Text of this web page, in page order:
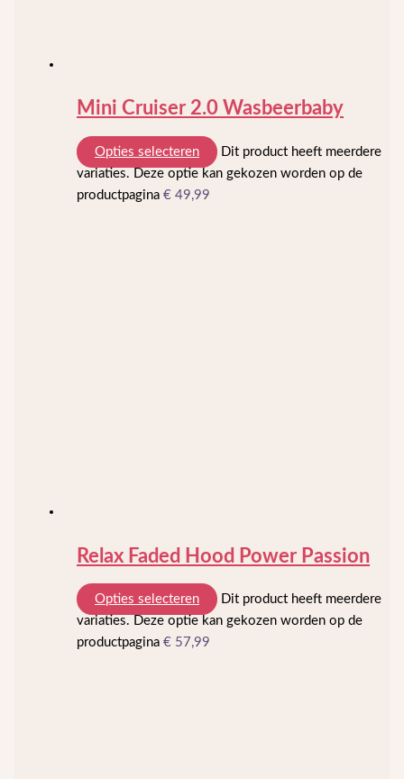
Mini Cruiser 2.0 Wasbeerbaby
Opties selecteren
Dit product heeft meerdere
variaties. Deze optie kan gekozen worden op de
productpagina€ 49,99
Relax Faded Hood Power Passion
Opties selecteren
Dit product heeft meerdere
variaties. Deze optie kan gekozen worden op de
productpagina€ 57,99